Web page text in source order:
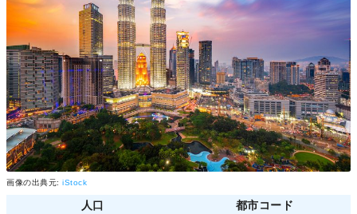
画像の出典元: iStock
人口
都市コード